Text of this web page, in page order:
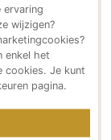
ervaring
wijzigen?
enkel het
cookies. Je kunt
pagina.